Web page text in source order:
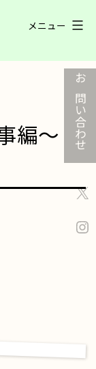
メニュー
編～ お問い合わせ
X